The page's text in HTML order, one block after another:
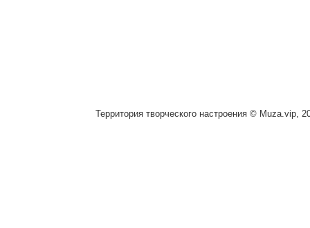
Территория творческого настроения © Muza.vip,